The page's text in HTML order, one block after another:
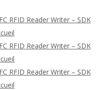
RFID Reader Writer – SDK
RFID Reader Writer – SDK
RFID Reader Writer – SDK